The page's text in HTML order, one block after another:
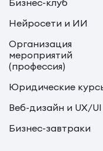
Бизнес-клуб
Нейросети и ИИ
Организация
мероприятий
(профессия)
Юридические
Веб-дизайн и UX/UI
Бизнес-завтраки